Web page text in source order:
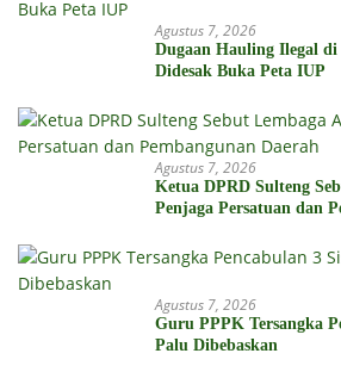
Agustus 7, 2026
Dugaan Hauling Ilegal
Didesak Buka Peta IUP
Agustus 7, 2026
Ketua DPRD Sulteng
Penjaga Persatuan dan
Agustus 7, 2026
Guru PPPK Tersangka
Palu Dibebaskan